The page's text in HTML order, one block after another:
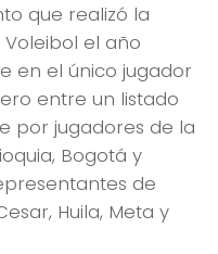
que realizó la
el año
en el único jugador
entre un listado
por jugadores de la
Bogotá y
de
Huila, Meta y